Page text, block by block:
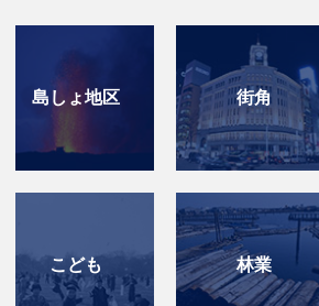
慰霊と戦跡 季節の行事
再開発 臨海地域